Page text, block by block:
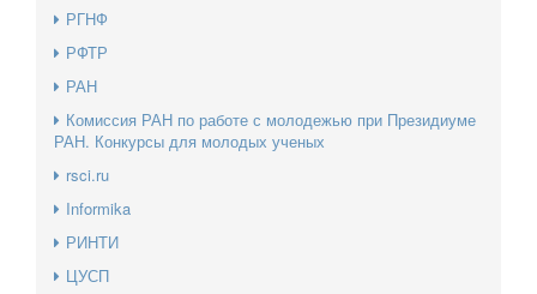
РГНФ
РФТР
РАН
Комиссия РАН по работе с молодежью при Президиуме
РАН. Конкурсы для молодых ученых
rsci.ru
Informika
РИНТИ
ЦУСП